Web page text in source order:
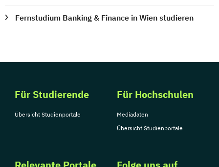
Fernstudium Banking & Finance in Wien studieren
Für Studierende
Übersicht Studienportale
Für Hochschulen
Mediadaten
Übersicht Studienportale